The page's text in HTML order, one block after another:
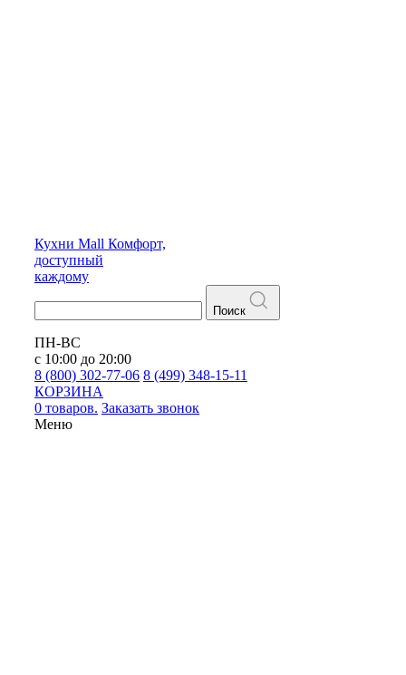
Кухни Mall Комфорт,
доступный
каждому
Поиск
ПН-ВС
с 10:00 до 20:00
8 (800) 302-77-06 8 (499) 348-15-11
КОРЗИНА
0 товаров. Заказать звонок
Меню